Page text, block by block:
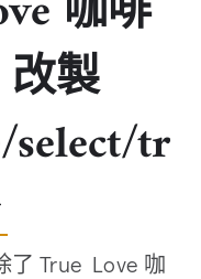
製
select/tr
了 True Love 咖